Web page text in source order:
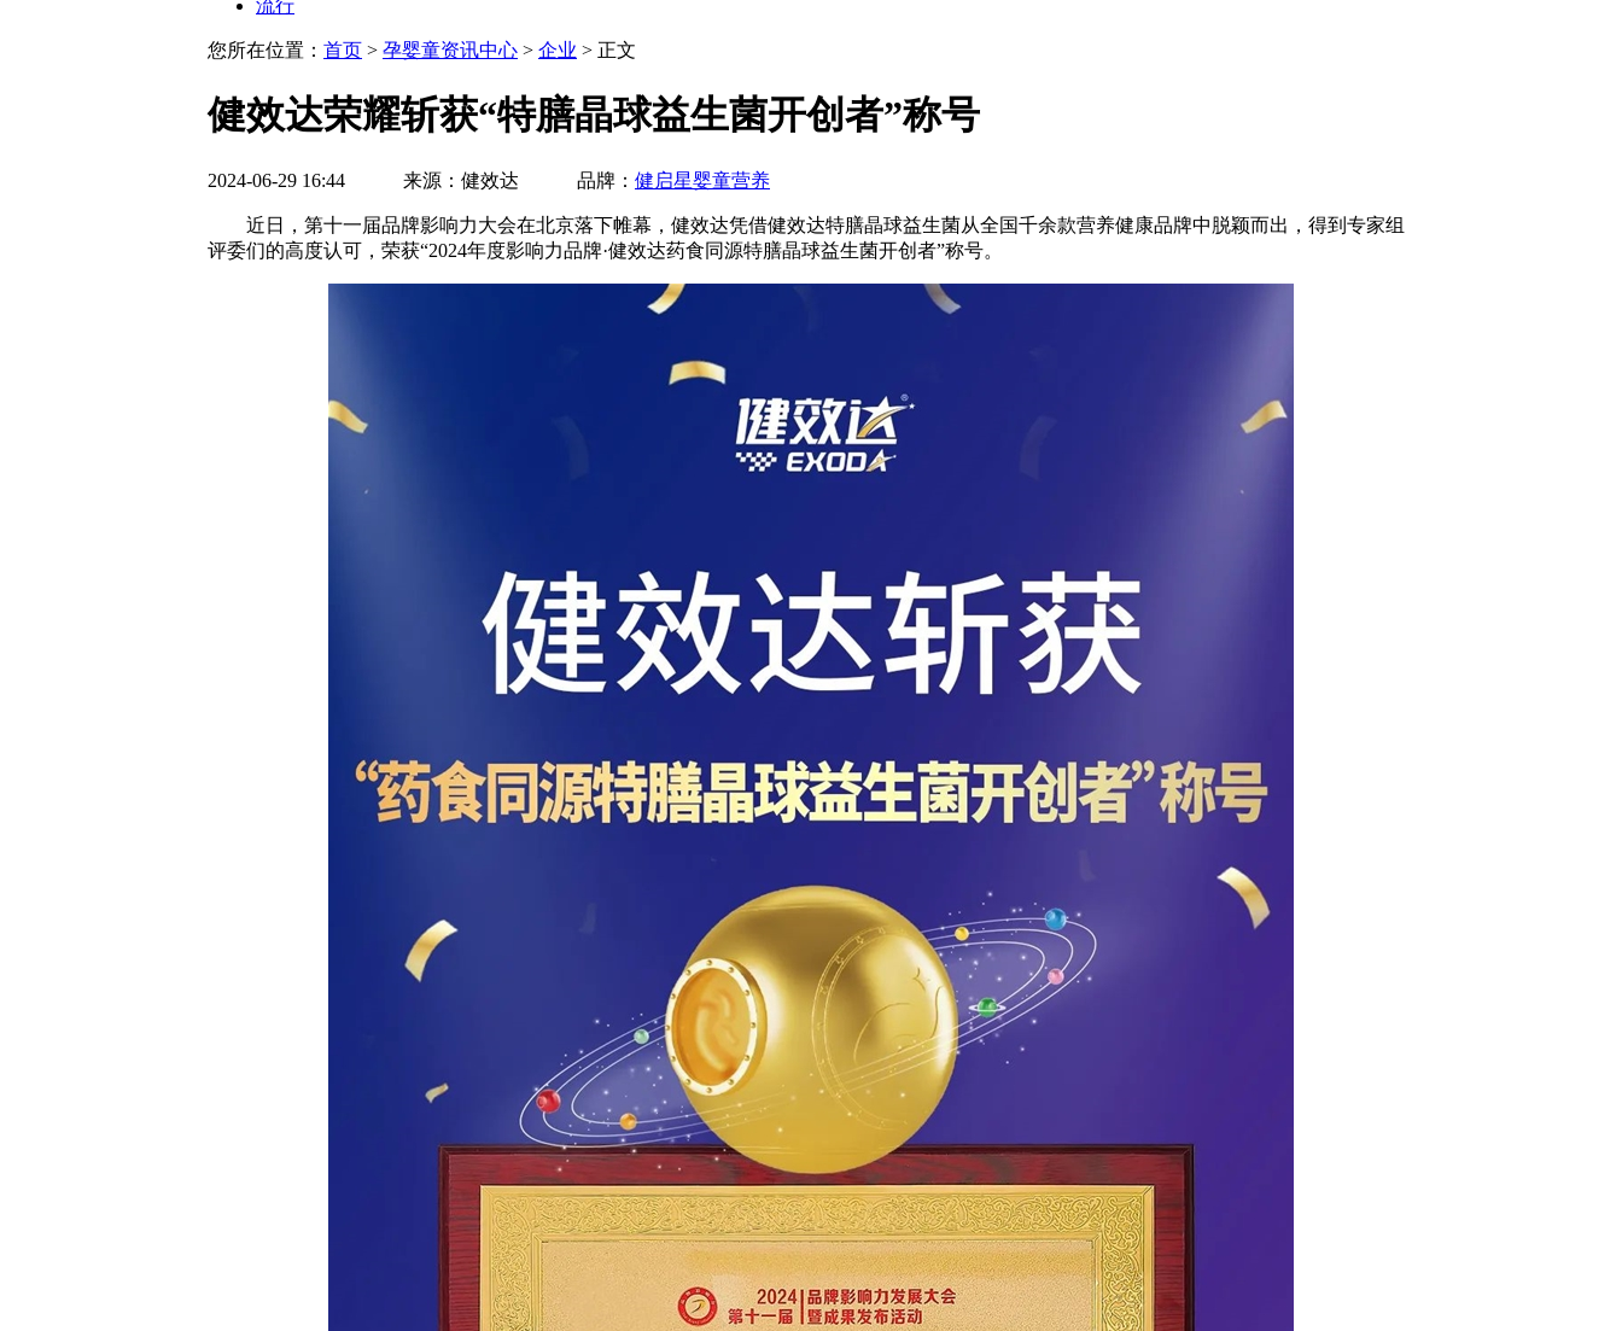
流行
您所在位置： 首页 > 孕婴童资讯中心 > 企业 > 正文
健效达荣耀斩获“特膳晶球益生菌开创者”称号
2024-06-29 16:44 来源：健效达 品牌： 健启星婴童营养
近日，第十一届品牌影响力大会在北京落下帷幕，健效达凭借健效达特膳晶球益生菌从全国千余款营养健康品牌中脱颖而出，得到专家组
评委们的高度认可，荣获“2024年度影响力品牌·健效达药食同源特膳晶球益生菌开创者”称号。